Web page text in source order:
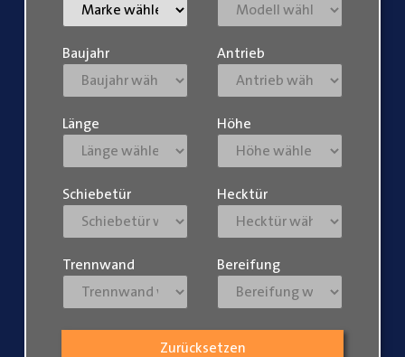
Baujahr Antrieb
Länge Höhe
Schiebetür Hecktür
Trennwand Bereifung
Zurücksetzen